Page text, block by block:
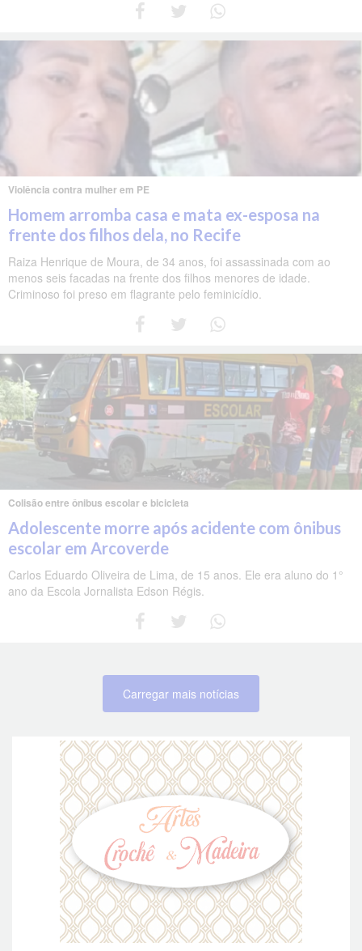
Violência contra mulher em PE
Homem arromba casa e mata ex-esposa na
frente dos filhos dela, no Recife
Raiza Henrique de Moura, de 34 anos, foi assassinada com ao
menos seis facadas na frente dos filhos menores de idade.
Criminoso foi preso em flagrante pelo feminicídio.
Colisão entre ônibus escolar e bicicleta
Adolescente morre após acidente com ônibus
escolar em Arcoverde
Carlos Eduardo Oliveira de Lima, de 15 anos. Ele era aluno do 1°
ano da Escola Jornalista Edson Régis.
Carregar mais notícias